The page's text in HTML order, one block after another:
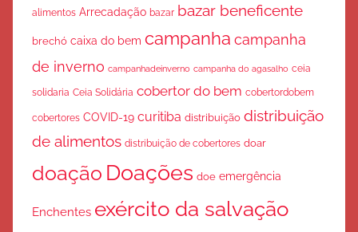
alimentos Arrecadação bazar bazar beneficente
brechó caixa do bem campanha campanha
de inverno campanhadeinverno campanha do agasalho ceia
solidaria Ceia Solidária cobertor do bem cobertordobem
cobertores COVID-19 curitiba distribuição distribuição
de alimentos distribuição de cobertores doar
doação Doações doe emergência
Enchentes exército da salvação